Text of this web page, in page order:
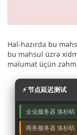
Hal-hazırda bu
bu məhsul üzrə
məlumat üçün
⚡ 节点延迟测试
企业服务器 洛杉矶
商务服务器 洛杉矶